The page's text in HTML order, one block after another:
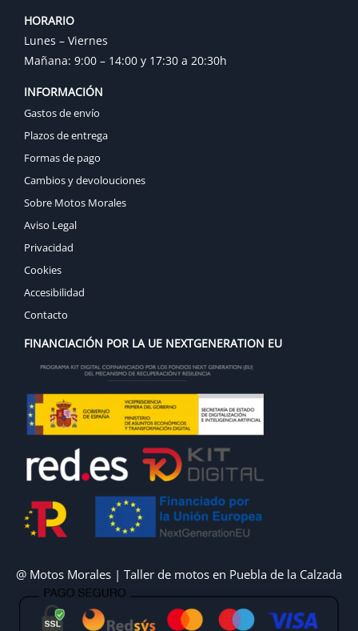
HORARIO
Lunes – Viernes
Mañana: 9:00 – 14:00 y 17:30 a 20:30h
INFORMACIÓN
Gastos de envío
Plazos de entrega
Formas de pago
Cambios y devolouciones
Sobre Motos Morales
Aviso Legal
Privacidad
Cookies
Accesibilidad
Contacto
FINANCIACIÓN POR LA UE NEXTGENERATION EU
@ Motos Morales | Taller de motos en Puebla de la Calzada